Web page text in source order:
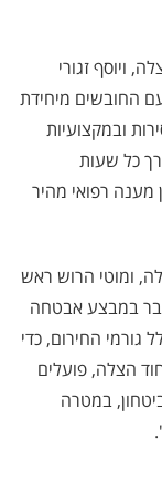
ויוסף זגורי
החובשים מיחידת
ובמקצועיות
כל שעות
מענה רפואי מהיר
ומוטי הרוש ראש
במבצע אבטחה
גורמי החירום, כדי
הצלה, פועלים
במטרה